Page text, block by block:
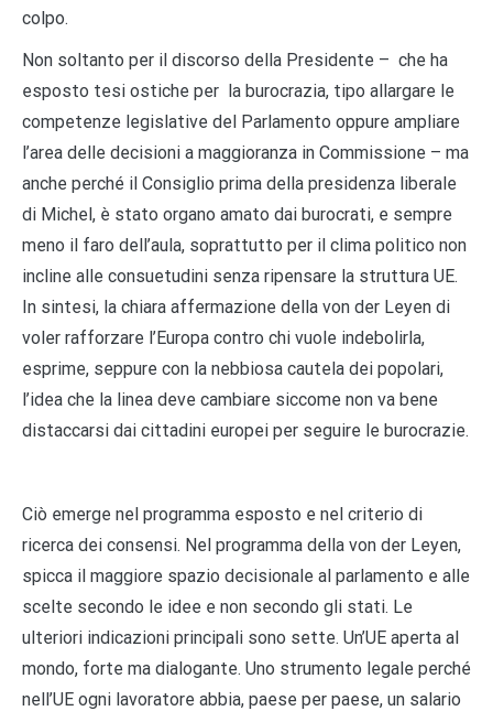
colpo.
Non soltanto per il discorso della Presidente – che ha
esposto tesi ostiche per la burocrazia, tipo allargare le
competenze legislative del Parlamento oppure ampliare
l’area delle decisioni a maggioranza in Commissione – ma
anche perché il Consiglio prima della presidenza liberale
di Michel, è stato organo amato dai burocrati, e sempre
meno il faro dell’aula, soprattutto per il clima politico non
incline alle consuetudini senza ripensare la struttura UE.
In sintesi, la chiara affermazione della von der Leyen di
voler rafforzare l’Europa contro chi vuole indebolirla,
esprime, seppure con la nebbiosa cautela dei popolari,
l’idea che la linea deve cambiare siccome non va bene
distaccarsi dai cittadini europei per seguire le burocrazie.
Ciò emerge nel programma esposto e nel criterio di
ricerca dei consensi. Nel programma della von der Leyen,
spicca il maggiore spazio decisionale al parlamento e alle
scelte secondo le idee e non secondo gli stati. Le
ulteriori indicazioni principali sono sette. Un’UE aperta al
mondo, forte ma dialogante. Uno strumento legale perché
nell’UE ogni lavoratore abbia, paese per paese, un salario